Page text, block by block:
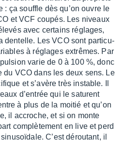
: ça souffle dès qu’on ouvre le
et VCF coupés. Les niveaux
avec certains réglages,
dentelle. Les VCO sont parti­cu­
à réglages extrêmes. Par
varie de 0 à 100 %, donc
du VCO dans les deux sens. Le
et s’avère très instable. Il
d’en­trée qui le saturent
à plus de la moitié et qu’on
il accroche, et si on monte
complè­te­ment en live et perd
C’est dérou­tant, il